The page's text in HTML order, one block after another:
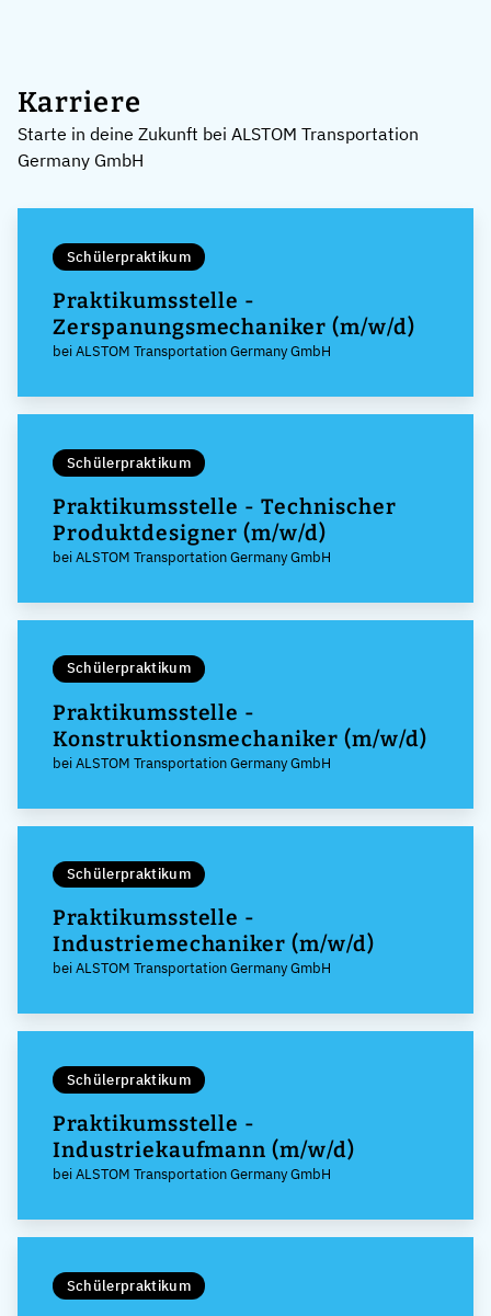
Karriere
Starte in deine Zukunft bei ALSTOM Transportation
Germany GmbH
Schülerpraktikum
Praktikumsstelle -
Zerspanungsmechaniker (m/w/d)
bei ALSTOM Transportation Germany GmbH
Schülerpraktikum
Praktikumsstelle - Technischer
Produktdesigner (m/w/d)
bei ALSTOM Transportation Germany GmbH
Schülerpraktikum
Praktikumsstelle -
Konstruktionsmechaniker (m/w/d)
bei ALSTOM Transportation Germany GmbH
Schülerpraktikum
Praktikumsstelle -
Industriemechaniker (m/w/d)
bei ALSTOM Transportation Germany GmbH
Schülerpraktikum
Praktikumsstelle -
Industriekaufmann (m/w/d)
bei ALSTOM Transportation Germany GmbH
Schülerpraktikum